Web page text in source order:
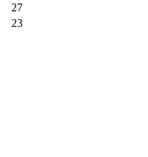
27
23